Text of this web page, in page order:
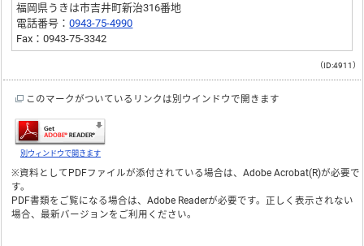
福岡県うきは市吉井町新治316番地
電話番号：0943-75-4990
Fax：0943-75-3342
（ID:4911）
このマークがついているリンクは別ウインドウで開きます
別ウィンドウで開きます
※資料としてPDFファイルが添付されている場合は、Adobe Acrobat(R)が必要で
す。
PDF書類をご覧になる場合は、Adobe Readerが必要です。正しく表示されない
場合、最新バージョンをご利用ください。